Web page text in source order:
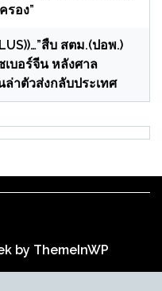
รอง”
สืบ สตม.(ปอพ.)
บอร์จีน หลังศาล
าตัวส่งกลับประเทศ
by ThemeInWP